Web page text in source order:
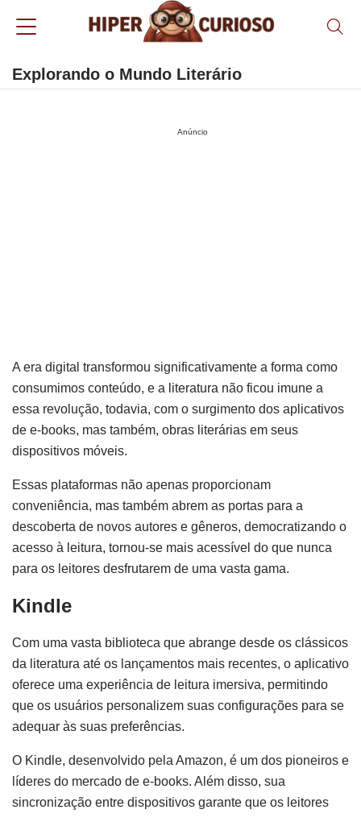
Explorando o Mundo Literário
Anúncio
A era digital transformou significativamente a forma como
consumimos conteúdo, e a literatura não ficou imune a
essa revolução, todavia, com o surgimento dos aplicativos
de e-books, mas também, obras literárias em seus
dispositivos móveis.
Essas plataformas não apenas proporcionam
conveniência, mas também abrem as portas para a
descoberta de novos autores e gêneros, democratizando o
acesso à leitura, tornou-se mais acessível do que nunca
para os leitores desfrutarem de uma vasta gama.
Kindle
Com uma vasta biblioteca que abrange desde os clássicos
da literatura até os lançamentos mais recentes, o aplicativo
oferece uma experiência de leitura imersiva, permitindo
que os usuários personalizem suas configurações para se
adequar às suas preferências.
O Kindle, desenvolvido pela Amazon, é um dos pioneiros e
líderes do mercado de e-books. Além disso, sua
sincronização entre dispositivos garante que os leitores